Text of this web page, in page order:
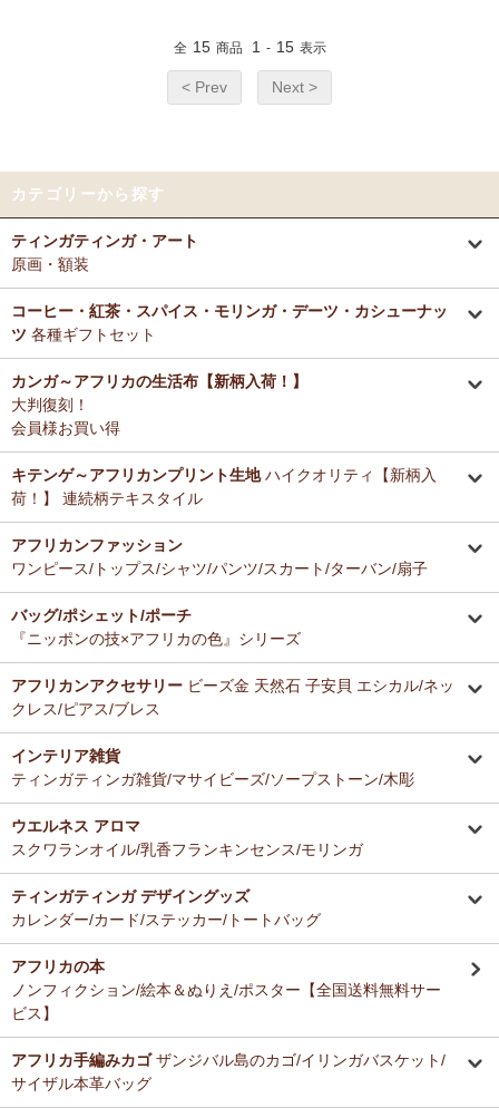
全 15 商品 1 - 15 表示
< Prev Next >
カテゴリーから探す
ティンガティンガ・アート
原画・額装
コーヒー・紅茶・スパイス・モリンガ・デーツ・カシューナッ
ツ 各種ギフトセット
カンガ～アフリカの生活布【新柄入荷！】
大判復刻！
会員様お買い得
キテンゲ～アフリカンプリント生地ハイクオリティ【新柄入
荷！】 連続柄テキスタイル
アフリカンファッション
ワンピース/トップス/シャツ/パンツ/スカート/ターバン/扇子
バッグ/ポシェット/ポーチ
『ニッポンの技×アフリカの色』シリーズ
アフリカンアクセサリー ビーズ金 天然石 子安貝 エシカル/ネッ
クレス/ピアス/ブレス
インテリア雑貨
ティンガティンガ雑貨/マサイビーズ/ソープストーン/木彫
ウエルネス アロマ
スクワランオイル/乳香フランキンセンス/モリンガ
ティンガティンガ デザイングッズ
カレンダー/カード/ステッカー/トートバッグ
アフリカの本
ノンフィクション/絵本＆ぬりえ/ポスター【全国送料無料サー
ビス】
アフリカ手編みカゴザンジバル島のカゴ/イリンガバスケット/
サイザル本革バッグ